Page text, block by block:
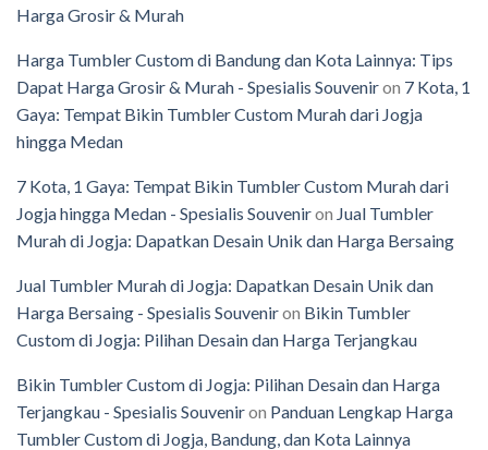
Harga Grosir & Murah
Harga Tumbler Custom di Bandung dan Kota Lainnya: Tips
Dapat Harga Grosir & Murah - Spesialis Souveniron 7 Kota, 1
Gaya: Tempat Bikin Tumbler Custom Murah dari Jogja
hingga Medan
7 Kota, 1 Gaya: Tempat Bikin Tumbler Custom Murah dari
Jogja hingga Medan - Spesialis Souveniron Jual Tumbler
Murah di Jogja: Dapatkan Desain Unik dan Harga Bersaing
Jual Tumbler Murah di Jogja: Dapatkan Desain Unik dan
Harga Bersaing - Spesialis Souveniron Bikin Tumbler
Custom di Jogja: Pilihan Desain dan Harga Terjangkau
Bikin Tumbler Custom di Jogja: Pilihan Desain dan Harga
Terjangkau - Spesialis Souveniron Panduan Lengkap Harga
Tumbler Custom di Jogja, Bandung, dan Kota Lainnya